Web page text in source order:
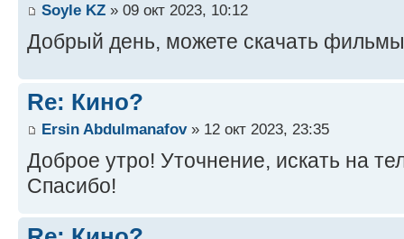
Soyle KZ » 09 окт 2023, 10:12
Добрый день, можете скачать
Re: Кино?
Ersin Abdulmanafov» 12 окт 2023, 23:35
Доброе утро! Уточнение, искать на
Спасибо!